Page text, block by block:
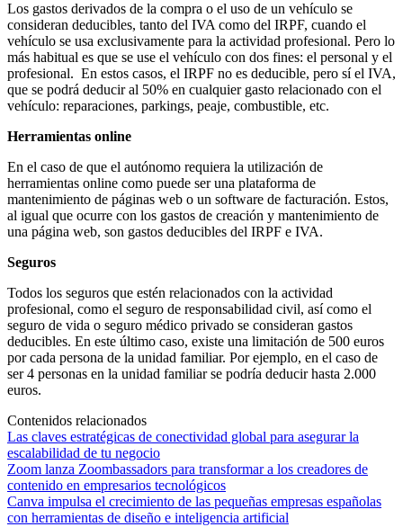
Los gastos derivados de la compra o el uso de un vehículo se
consideran deducibles, tanto del IVA como del IRPF, cuando el
vehículo se usa exclusivamente para la actividad profesional. Pero lo
más habitual es que se use el vehículo con dos fines: el personal y el
profesional. En estos casos, el IRPF no es deducible, pero sí el IVA,
que se podrá deducir al 50% en cualquier gasto relacionado con el
vehículo: reparaciones, parkings, peaje, combustible, etc.
Herramientas online
En el caso de que el autónomo requiera la utilización de
herramientas online como puede ser una plataforma de
mantenimiento de páginas web o un software de facturación. Estos,
al igual que ocurre con los gastos de creación y mantenimiento de
una página web, son gastos deducibles del IRPF e IVA.
Seguros
Todos los seguros que estén relacionados con la actividad
profesional, como el seguro de responsabilidad civil, así como el
seguro de vida o seguro médico privado se consideran gastos
deducibles. En este último caso, existe una limitación de 500 euros
por cada persona de la unidad familiar. Por ejemplo, en el caso de
ser 4 personas en la unidad familiar se podría deducir hasta 2.000
euros.
Contenidos relacionados
Las claves estratégicas de conectividad global para asegurar la
escalabilidad de tu negocio
Zoom lanza Zoombassadors para transformar a los creadores de
contenido en empresarios tecnológicos
Canva impulsa el crecimiento de las pequeñas empresas españolas
con herramientas de diseño e inteligencia artificial